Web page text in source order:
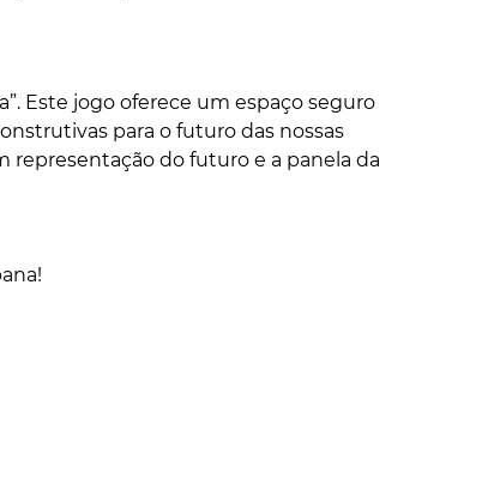
Este jogo oferece um espaço seguro
para o futuro das nossas
representação do futuro e a panela da